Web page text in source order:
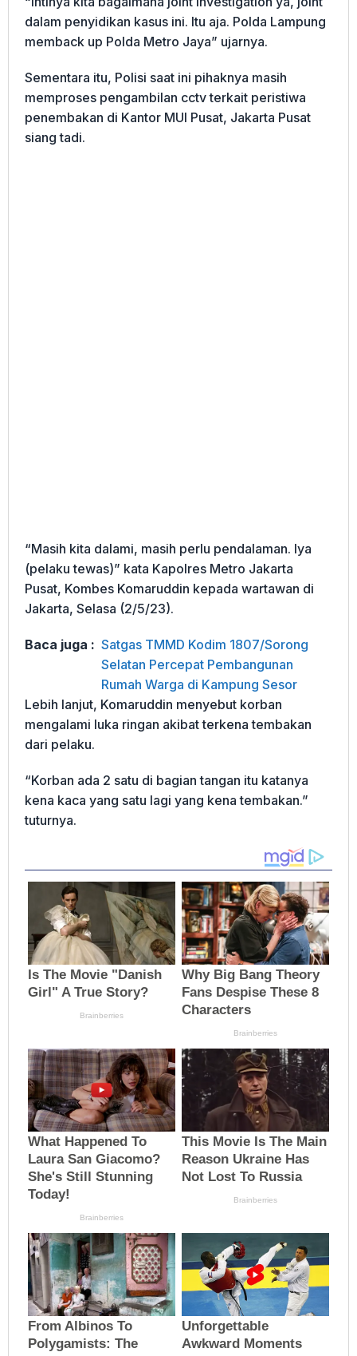
dalam penyidikan kasus ini. Itu aja. Polda Lampung
memback up Polda Metro Jaya” ujarnya.
Sementara itu, Polisi saat ini pihaknya masih
memproses pengambilan cctv terkait peristiwa
penembakan di Kantor MUI Pusat, Jakarta Pusat
siang tadi.
“Masih kita dalami, masih perlu pendalaman. Iya
(pelaku tewas)” kata Kapolres Metro Jakarta
Pusat, Kombes Komaruddin kepada wartawan di
Jakarta, Selasa (2/5/23).
Baca juga : Satgas TMMD Kodim 1807/Sorong
Selatan Percepat Pembangunan
Rumah Warga di Kampung Sesor
Lebih lanjut, Komaruddin menyebut korban
mengalami luka ringan akibat terkena tembakan
dari pelaku.
“Korban ada 2 satu di bagian tangan itu katanya
kena kaca yang satu lagi yang kena tembakan.”
tuturnya.